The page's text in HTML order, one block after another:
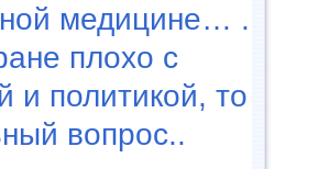
медицине… .
плохо с
и политикой, то
вопрос..